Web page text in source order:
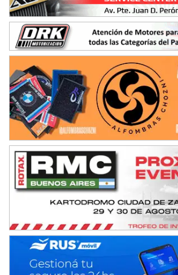
Humboldt (Santa Fe)
NORESTE SANTAFESINO - F6
Ciudad de Avellaneda (Asfalto)
Avellaneda (Santa Fe)
SUR SANTAFESINO - F4
José Samuel Sánchez (Tierra)
Rufino (Santa Fe)
TUCUMANO - F5
Juan Navarro (Asfalto)
El Timbó (Tucumán)